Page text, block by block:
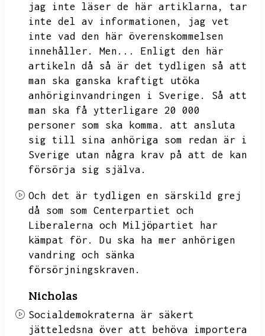
jag inte läser de här artiklarna,
tar
inte del av informationen,
jag vet
inte vad den här överenskommelsen
innehåller.
Men...
Enligt den här
artikeln då så är det tydligen så att
man ska ganska kraftigt utöka
anhöriginvandringen i Sverige.
Så att
man ska få ytterligare 20 000
personer som ska komma.
att ansluta
sig till sina anhöriga som redan är i
Sverige utan några krav på att de kan
försörja sig själva.
Och det är tydligen en särskild grej
då som som Centerpartiet och
Liberalerna och Miljöpartiet har
kämpat för.
Du ska ha mer anhörigen
vandring och sänka
försörjningskraven.
Nicholas
Socialdemokraterna är säkert
jätteledsna över att behöva importera